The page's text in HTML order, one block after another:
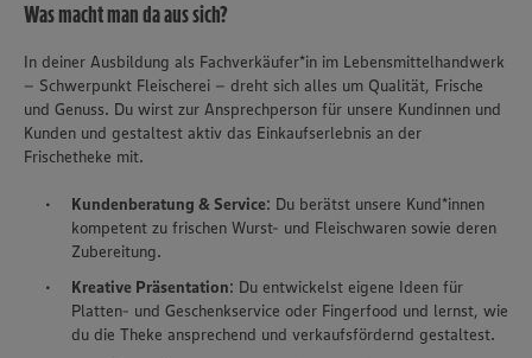
Was macht man da aus sich?
In deiner Ausbildung als Fachverkäufer*in im Lebensmittelhandwerk
– Schwerpunkt Fleischerei – dreht sich alles um Qualität, Frische
und Genuss. Du wirst zur Ansprechperson für unsere Kundinnen und
Kunden und gestaltest aktiv das Einkaufserlebnis an der
Frischetheke mit.
Kundenberatung & Service: Du berätst unsere Kund*innen
kompetent zu frischen Wurst- und Fleischwaren sowie deren
Zubereitung.
Kreative Präsentation: Du entwickelst eigene Ideen für
Platten- und Geschenkservice oder Fingerfood und lernst, wie
du die Theke ansprechend und verkaufsfördernd gestaltest.